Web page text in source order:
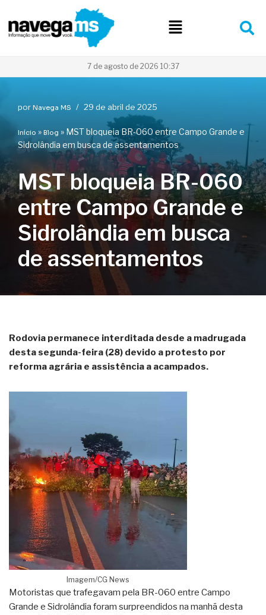
Pular
para
7 de agosto de 2026 10:37
por Navega MS 29 de abril de 2025
Início » Blog » MST bloqueia BR-060 entre Campo Grande e
Sidrolândia em busca de assentamentos
MST bloqueia BR-060
entre Campo Grande e
Sidrolândia em busca
de assentamentos
Rodovia permanece interditada desde a madrugada
desta segunda-feira (28) devido a protesto por
reforma agrária e assistência a acampados.
Imagem/CG News
Motoristas que trafegavam pela BR-060 entre Campo
Grande e Sidrolândia foram surpreendidos na manhã desta